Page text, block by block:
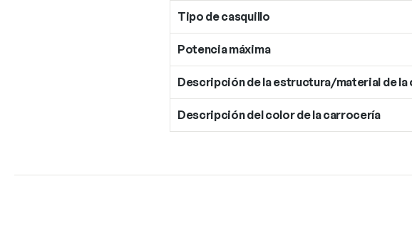
Tipo de casquillo
Potencia máxima
Descripción de la estructura/material de
Descripción del color de la carrocería